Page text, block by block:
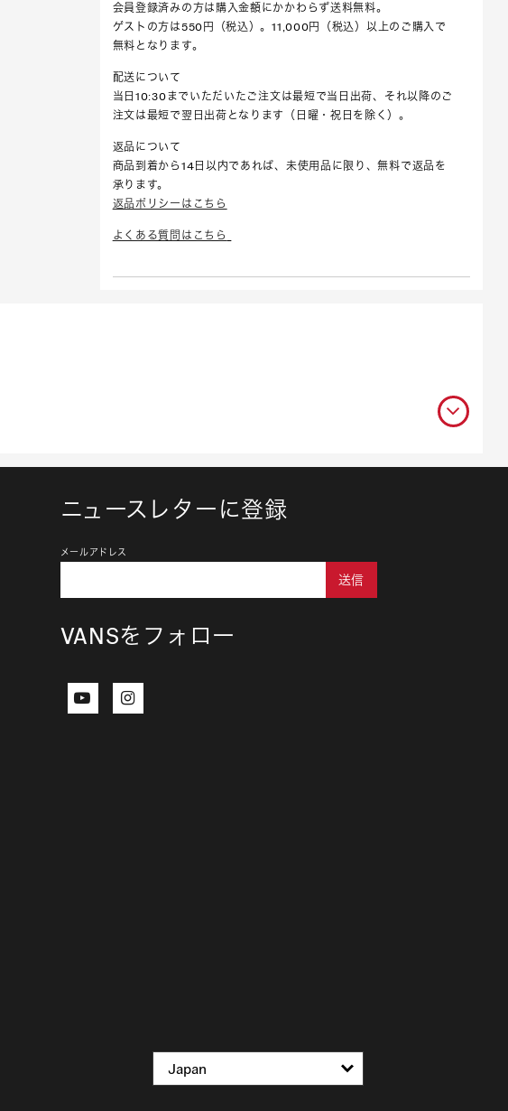
会員登録済みの方は購入金額にかかわらず送料無料。
ゲストの方は550円（税込）。11,000円（税込）以上のご購入で
無料となります。
配送について
当日10:30までいただいたご注文は最短で当日出荷、それ以降のご
注文は最短で翌日出荷となります（日曜・祝日を除く）。
返品について
商品到着から14日以内であれば、未使用品に限り、無料で返品を
承ります。
返品ポリシーはこちら
よくある質問はこちら
VANSをフォロー
ニュースレターに登録
メールアドレス
送信